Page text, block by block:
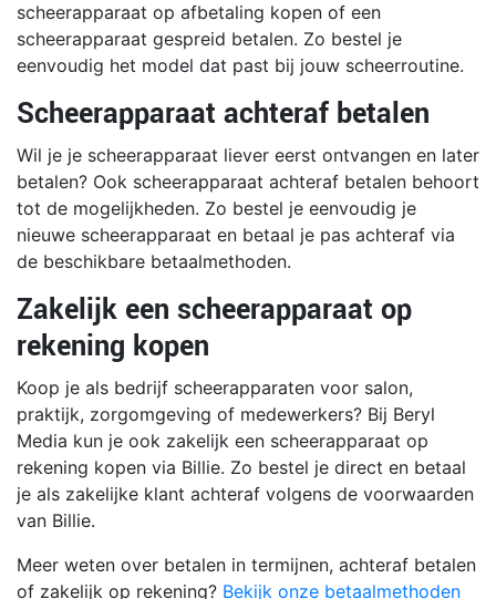
scheerapparaat op afbetaling kopen of een
scheerapparaat gespreid betalen. Zo bestel je
eenvoudig het model dat past bij jouw scheerroutine.
Scheerapparaat achteraf betalen
Wil je je scheerapparaat liever eerst ontvangen en later
betalen? Ook scheerapparaat achteraf betalen behoort
tot de mogelijkheden. Zo bestel je eenvoudig je
nieuwe scheerapparaat en betaal je pas achteraf via
de beschikbare betaalmethoden.
Zakelijk een scheerapparaat op
rekening kopen
Koop je als bedrijf scheerapparaten voor salon,
praktijk, zorgomgeving of medewerkers? Bij Beryl
Media kun je ook zakelijk een scheerapparaat op
rekening kopen via Billie. Zo bestel je direct en betaal
je als zakelijke klant achteraf volgens de voorwaarden
van Billie.
Meer weten over betalen in termijnen, achteraf betalen
of zakelijk op rekening? Bekijk onze betaalmethoden